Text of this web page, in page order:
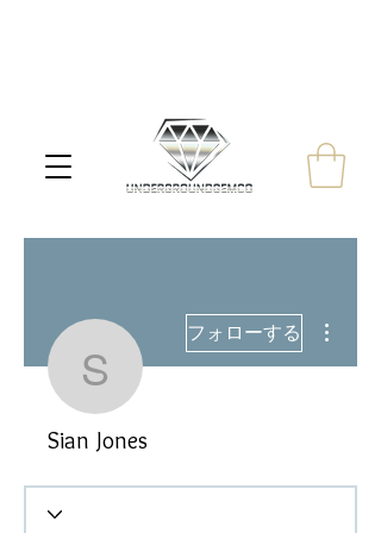
Sian Jones
フォローする
Sian Jones